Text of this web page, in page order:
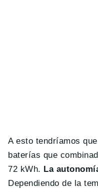
A esto tendríamos
baterías que
72 kWh. La
Dependiendo de la